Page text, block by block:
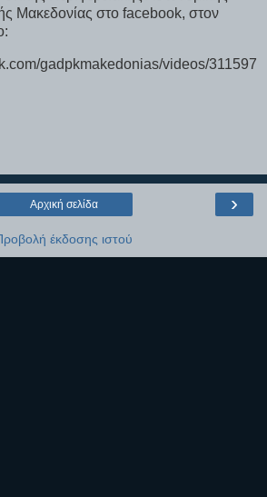
Μακεδονίας στο facebook, στον
gadpkmakedonias/videos/311597
›
Αρχική σελίδα
έκδοσης ιστού